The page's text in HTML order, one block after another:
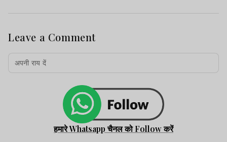
Leave a Comment
हमारे Whatsapp चैनल को Follow करें